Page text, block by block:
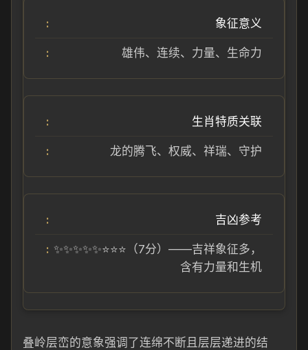
象征意义
雄伟、连续、力量、生命力
生肖特质关联
龙的腾飞、权威、祥瑞、守护
吉凶参考
✨✨✨✨✨⭐⭐⭐（7分）——吉祥象征多，
含有力量和生机
叠岭层峦的意象强调了连绵不断且层层递进的结